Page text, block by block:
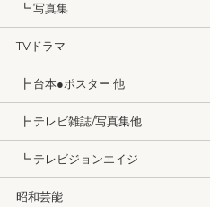
┗ 写真集
TVドラマ
┣ 台本●ポスター 他
┣ テレビ雑誌/写真集他
┗ テレビジョンエイジ
昭和芸能